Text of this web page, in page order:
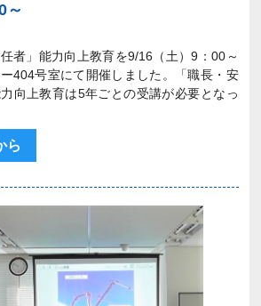
～
者」能力向上教育を9/16（土）9：00～
404号室にて開催しました。「職長・安
向上教育は5年ごとの受講が必要となっ
ら